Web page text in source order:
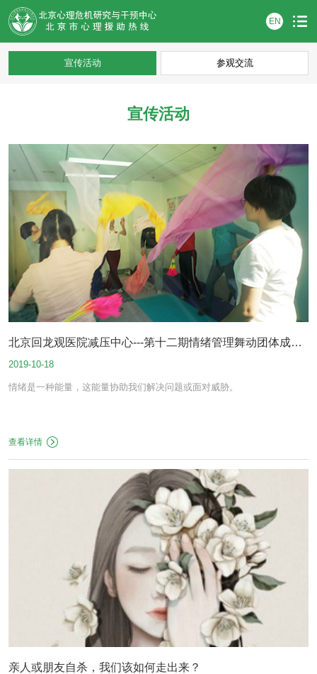
EN
宣传活动 参观交流
宣传活动
北京回龙观医院减压中心---第十二期情绪管理舞动团体成员
招募
2019-10-18
情绪是一种能量，这能量协助我们解决问题或面对威胁。
查看详情
亲人或朋友自杀，我们该如何走出来？